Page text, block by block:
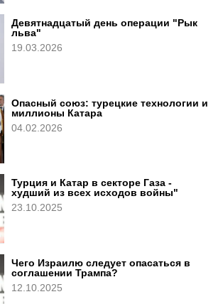
Девятнадцатый день операции "Рык
льва"
19.03.2026
Опасный союз: турецкие технологии и
миллионы Катара
04.02.2026
Турция и Катар в секторе Газа -
худший из всех исходов войны"
23.10.2025
Чего Израилю следует опасаться в
соглашении Трампа?
12.10.2025